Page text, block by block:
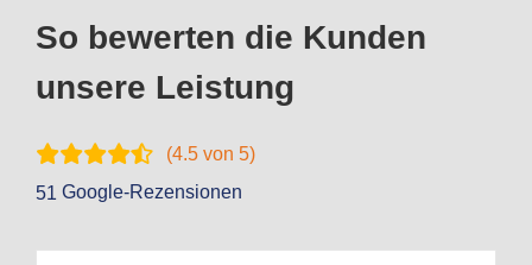
So bewerten die Kunden
unsere Leistung
(4.5 von 5)
51 Google-Rezensionen